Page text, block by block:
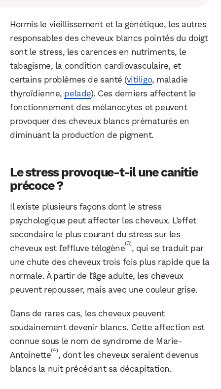
Hormis le vieillissement et la génétique, les autres
responsables des cheveux blancs pointés du doigt
sont le stress, les carences en nutriments, le
tabagisme, la condition cardiovasculaire, et
certains problèmes de santé (vitiligo, maladie
thyroïdienne, pelade). Ces derniers affectent le
fonctionnement des mélanocytes et peuvent
provoquer des cheveux blancs prématurés en
diminuant la production de pigment.
Le stress provoque-t-il une canitie
précoce ?
Il existe plusieurs façons dont le stress
psychologique peut affecter les cheveux. L’effet
secondaire le plus courant du stress sur les
cheveux est l’effluve télogène(3), qui se traduit par
une chute des cheveux trois fois plus rapide que la
normale. À partir de l’âge adulte, les cheveux
peuvent repousser, mais avec une couleur grise.
Dans de rares cas, les cheveux peuvent
soudainement devenir blancs. Cette affection est
connue sous le nom de syndrome de Marie-
Antoinette(4), dont les cheveux seraient devenus
blancs la nuit précédant sa décapitation.